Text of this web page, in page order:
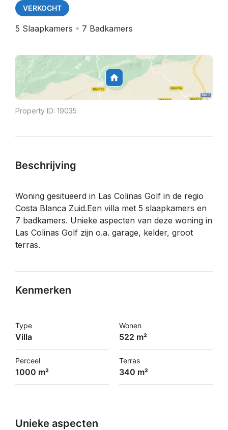
VERKOCHT
5 Slaapkamers 7 Badkamers
Property ID: 19035
Beschrijving
Woning gesitueerd in Las Colinas Golf in de regio
Costa Blanca Zuid.Een villa met 5 slaapkamers en
7 badkamers. Unieke aspecten van deze woning in
Las Colinas Golf zijn o.a. garage, kelder, groot
terras.
Kenmerken
Type
Villa
Wonen
522 m²
Perceel
1000 m²
Terras
340 m²
Unieke aspecten